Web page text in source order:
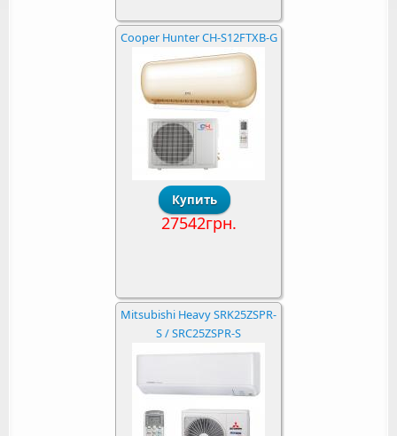
Cooper Hunter CH-S12FTXB-G
27542грн.
Mitsubishi Heavy SRK25ZSPR-
S / SRC25ZSPR-S